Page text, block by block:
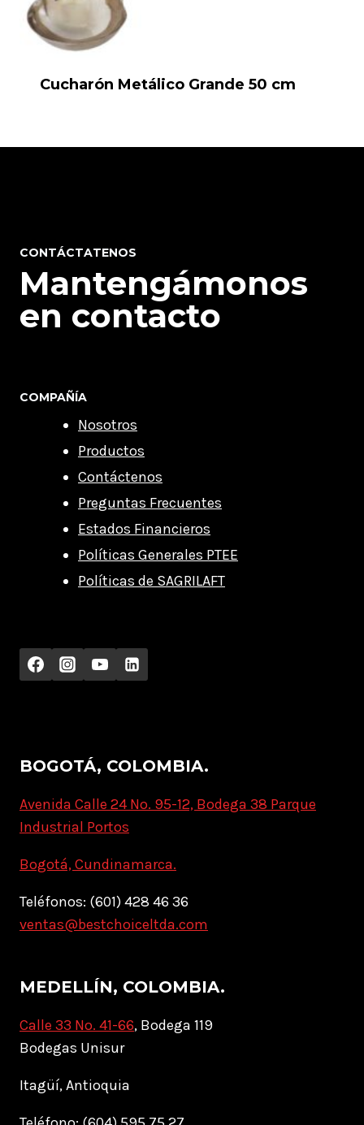
Cucharón Metálico Grande 50 cm
CONTÁCTATENOS
Mantengámonos
en contacto
COMPAÑÍA
Nosotros
Productos
Contáctenos
Preguntas Frecuentes
Estados Financieros
Políticas Generales PTEE
Políticas de SAGRILAFT
BOGOTÁ, COLOMBIA.
Avenida Calle 24 No. 95-12, Bodega 38 Parque
Industrial Portos
Bogotá, Cundinamarca.
Teléfonos: (601) 428 46 36
ventas@bestchoiceltda.com
MEDELLÍN, COLOMBIA.
Calle 33 No. 41-66, Bodega 119
Bodegas Unisur
Itagüí, Antioquia